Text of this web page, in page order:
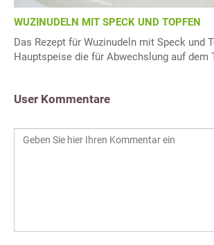
WUZINUDELN MIT SPECK UND TOPFEN
Das Rezept für Wuzinudeln mit Speck und
Hauptspeise die für Abwechslung auf dem
User Kommentare